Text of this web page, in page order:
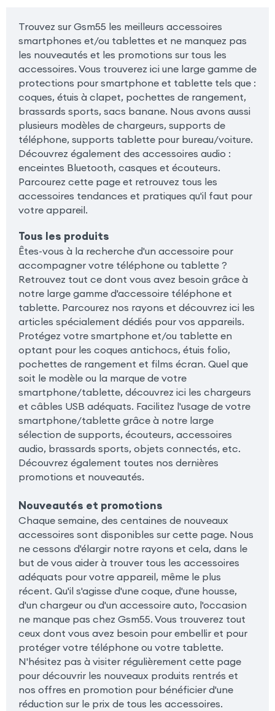
Trouvez sur Gsm55 les meilleurs accessoires
smartphones et/ou tablettes et ne manquez pas
les nouveautés et les promotions sur tous les
accessoires. Vous trouverez ici une large gamme de
protections pour smartphone et tablette tels que :
coques, étuis à clapet, pochettes de rangement,
brassards sports, sacs banane. Nous avons aussi
plusieurs modèles de chargeurs, supports de
téléphone, supports tablette pour bureau/voiture.
Découvrez également des accessoires audio :
enceintes Bluetooth, casques et écouteurs.
Parcourez cette page et retrouvez tous les
accessoires tendances et pratiques qu'il faut pour
votre appareil.
Tous les produits
Êtes-vous à la recherche d'un accessoire pour
accompagner votre téléphone ou tablette ?
Retrouvez tout ce dont vous avez besoin grâce à
notre large gamme d'accessoire téléphone et
tablette. Parcourez nos rayons et découvrez ici les
articles spécialement dédiés pour vos appareils.
Protégez votre smartphone et/ou tablette en
optant pour les coques antichocs, étuis folio,
pochettes de rangement et films écran. Quel que
soit le modèle ou la marque de votre
smartphone/tablette, découvrez ici les chargeurs
et câbles USB adéquats. Facilitez l'usage de votre
smartphone/tablette grâce à notre large
sélection de supports, écouteurs, accessoires
audio, brassards sports, objets connectés, etc.
Découvrez également toutes nos dernières
promotions et nouveautés.
Nouveautés et promotions
Chaque semaine, des centaines de nouveaux
accessoires sont disponibles sur cette page. Nous
ne cessons d'élargir notre rayons et cela, dans le
but de vous aider à trouver tous les accessoires
adéquats pour votre appareil, même le plus
récent. Qu'il s'agisse d'une coque, d'une housse,
d'un chargeur ou d'un accessoire auto, l'occasion
ne manque pas chez Gsm55. Vous trouverez tout
ceux dont vous avez besoin pour embellir et pour
protéger votre téléphone ou votre tablette.
N'hésitez pas à visiter régulièrement cette page
pour découvrir les nouveaux produits rentrés et
nos offres en promotion pour bénéficier d'une
réduction sur le prix de tous les accessoires.